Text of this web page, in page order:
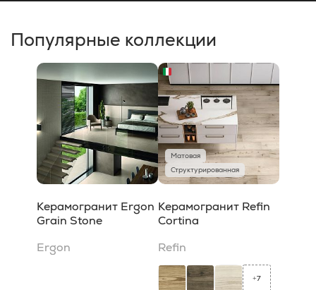
Популярные коллекции
Керамогранит Ergon
Grain Stone
Ergon
Матовая
Структурированная
Керамогранит Refin
Cortina
Refin
+7